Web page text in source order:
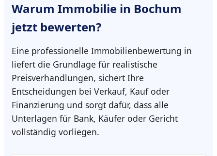
Warum Immobilie in Bochum
jetzt bewerten?
Eine professionelle Immobilienbewertung in
liefert die Grundlage für realistische
Preisverhandlungen, sichert Ihre
Entscheidungen bei Verkauf, Kauf oder
Finanzierung und sorgt dafür, dass alle
Unterlagen für Bank, Käufer oder Gericht
vollständig vorliegen.